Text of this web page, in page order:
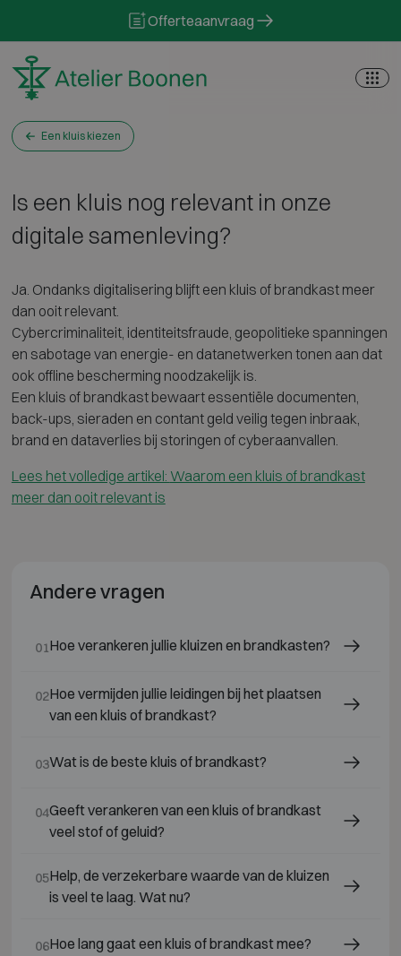
Offerteaanvraag
Een kluis kiezen
Is een kluis nog relevant in onze
digitale samenleving?
Ja. Ondanks digitalisering blijft een kluis of brandkast meer
dan ooit relevant.
Cybercriminaliteit, identiteitsfraude, geopolitieke spanningen
en sabotage van energie- en datanetwerken tonen aan dat
ook offline bescherming noodzakelijk is.
Een kluis of brandkast bewaart essentiële documenten,
back-ups, sieraden en contant geld veilig tegen inbraak,
brand en dataverlies bij storingen of cyberaanvallen.
Lees het volledige artikel: Waarom een kluis of brandkast
meer dan ooit relevant is
Andere vragen
01Hoe verankeren jullie kluizen en brandkasten?
02Hoe vermijden jullie leidingen bij het plaatsen
van een kluis of brandkast?
03Wat is de beste kluis of brandkast?
04Geeft verankeren van een kluis of brandkast
veel stof of geluid?
05Help, de verzekerbare waarde van de kluizen
is veel te laag. Wat nu?
06Hoe lang gaat een kluis of brandkast mee?